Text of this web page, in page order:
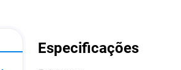
Especificações